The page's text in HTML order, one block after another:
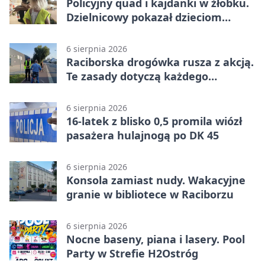
Dzielnicowy pokazał dzieciom
6 sierpnia 2026
Raciborska drogówka rusza z akcją.
Te zasady dotyczą każdego
6 sierpnia 2026
16-latek z blisko 0,5 promila wiózł
pasażera hulajnogą po DK 45
6 sierpnia 2026
Konsola zamiast nudy. Wakacyjne
granie w bibliotece w Raciborzu
6 sierpnia 2026
Nocne baseny, piana i lasery. Pool
Party w Strefie H2Ostróg